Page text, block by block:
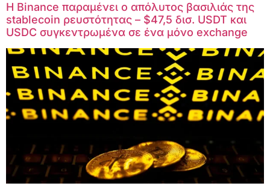
Η Binance παραμένει ο απόλυτος βασιλιάς της
stablecoin ρευστότητας – $47,5 δισ. USDT και
USDC συγκεντρωμένα σε ένα μόνο exchange